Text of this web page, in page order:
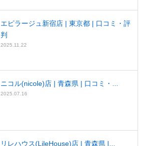
エピラージュ新宿店 | 東京都 | 口コミ・評
判
2025.11.22
ニコル(nicole)店 | 青森県 | 口コミ・...
2025.07.16
リレハウス(LileHouse)店 | 青森県 |...